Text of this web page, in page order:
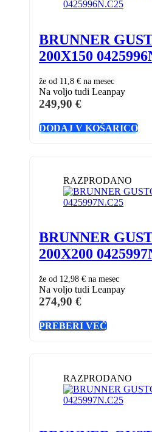
BRUNNER
200X150
že od 11,8 € na mesec
Na voljo tudi Leanpay
249,90 €
DODAJ V KOŠARICO
RAZPRODANO
BRUNNER
200X200
že od 12,98 € na mesec
Na voljo tudi Leanpay
274,90 €
PREBERI VEČ
RAZPRODANO